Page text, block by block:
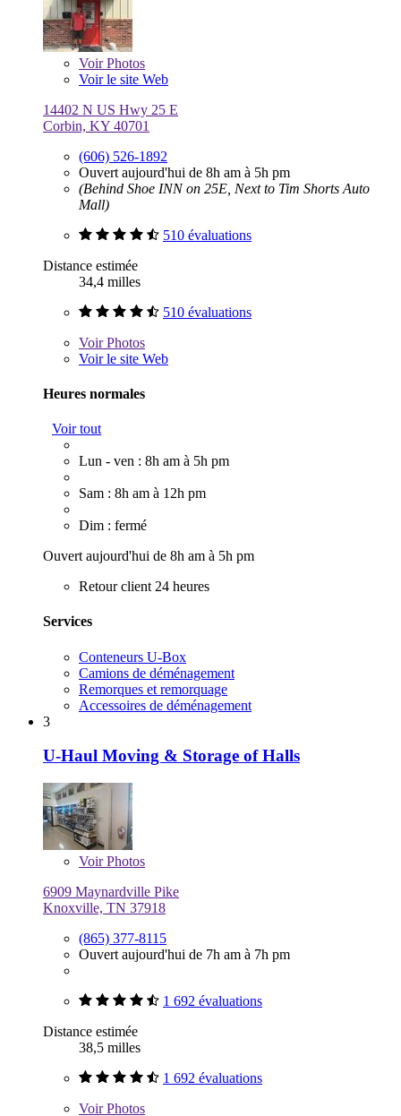
VoirPhotos
Voir le site Web
14402 N US Hwy 25 E
Corbin, KY 40701
(606) 526-1892
Ouvert aujourd'hui de 8h am à 5h pm
(Behind Shoe INN on 25E, Next to Tim Shorts Auto
Mall)
510 évaluations
Distance estimée
34,4 milles
510 évaluations
VoirPhotos
Voir le site Web
Heures normales
Voir tout
Lun - ven : 8h am à 5h pm
Sam : 8h am à 12h pm
Dim : fermé
Ouvert aujourd'hui de 8h am à 5h pm
Retour client 24 heures
Services
Conteneurs U-Box
Camions de déménagement
Remorques et remorquage
Accessoires de déménagement
3
U-Haul Moving & Storage of Halls
VoirPhotos
6909 Maynardville Pike
Knoxville, TN 37918
(865) 377-8115
Ouvert aujourd'hui de 7h am à 7h pm
1 692 évaluations
Distance estimée
38,5 milles
1 692 évaluations
VoirPhotos